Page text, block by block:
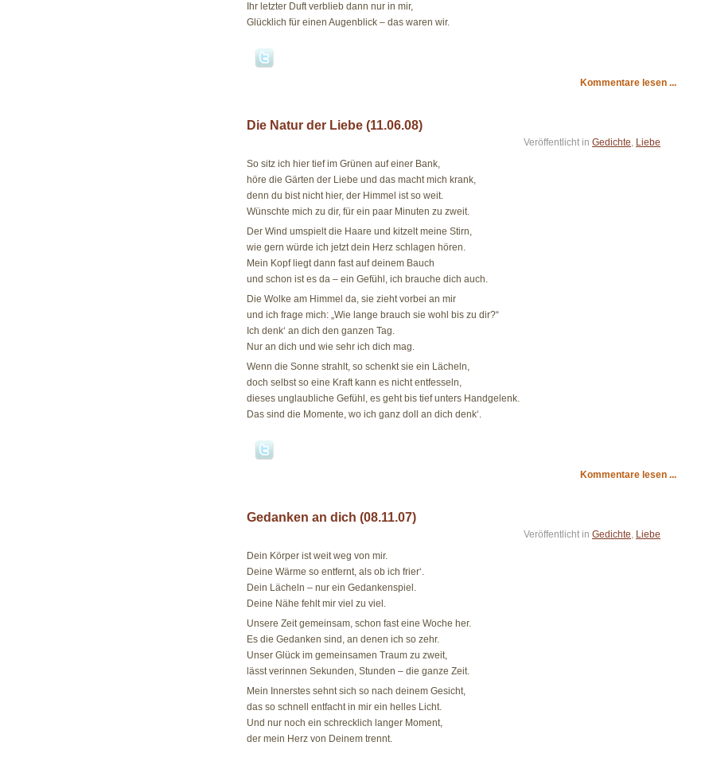
Ihr letzter Duft verblieb dann nur in mir,
Glücklich für einen Augenblick – das waren wir.
Kommentare lesen ...
Die Natur der Liebe (11.06.08)
Veröffentlicht in Gedichte, Liebe
So sitz ich hier tief im Grünen auf einer Bank,
höre die Gärten der Liebe und das macht mich krank,
denn du bist nicht hier, der Himmel ist so weit.
Wünschte mich zu dir, für ein paar Minuten zu zweit.
Der Wind umspielt die Haare und kitzelt meine Stirn,
wie gern würde ich jetzt dein Herz schlagen hören.
Mein Kopf liegt dann fast auf deinem Bauch
und schon ist es da – ein Gefühl, ich brauche dich auch.
Die Wolke am Himmel da, sie zieht vorbei an mir
und ich frage mich: „Wie lange brauch sie wohl bis zu dir?“
Ich denk‘ an dich den ganzen Tag.
Nur an dich und wie sehr ich dich mag.
Wenn die Sonne strahlt, so schenkt sie ein Lächeln,
doch selbst so eine Kraft kann es nicht entfesseln,
dieses unglaubliche Gefühl, es geht bis tief unters Handgelenk.
Das sind die Momente, wo ich ganz doll an dich denk‘.
Kommentare lesen ...
Gedanken an dich (08.11.07)
Veröffentlicht in Gedichte, Liebe
Dein Körper ist weit weg von mir.
Deine Wärme so entfernt, als ob ich frier‘.
Dein Lächeln – nur ein Gedankenspiel.
Deine Nähe fehlt mir viel zu viel.
Unsere Zeit gemeinsam, schon fast eine Woche her.
Es die Gedanken sind, an denen ich so zehr.
Unser Glück im gemeinsamen Traum zu zweit,
lässt verinnen Sekunden, Stunden – die ganze Zeit.
Mein Innerstes sehnt sich so nach deinem Gesicht,
das so schnell entfacht in mir ein helles Licht.
Und nur noch ein schrecklich langer Moment,
der mein Herz von Deinem trennt.